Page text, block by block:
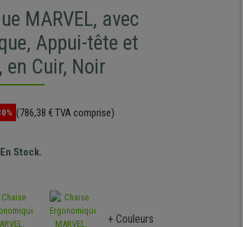
MARVEL, avec
Appui-tête et
Cuir, Noir
(786,38 € TVA comprise)
En Stock.
+ Couleurs